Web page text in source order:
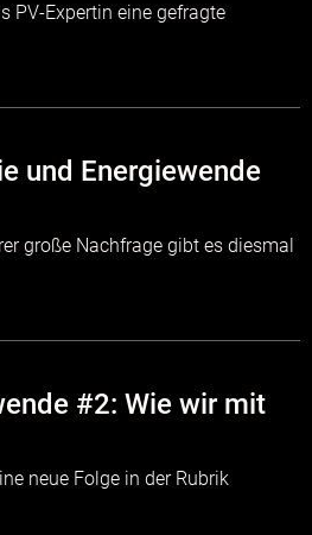
PV-Expertin eine gefragte
und Energiewende
große Nachfrage gibt es diesmal
#2: Wie wir mit
neue Folge in der Rubrik